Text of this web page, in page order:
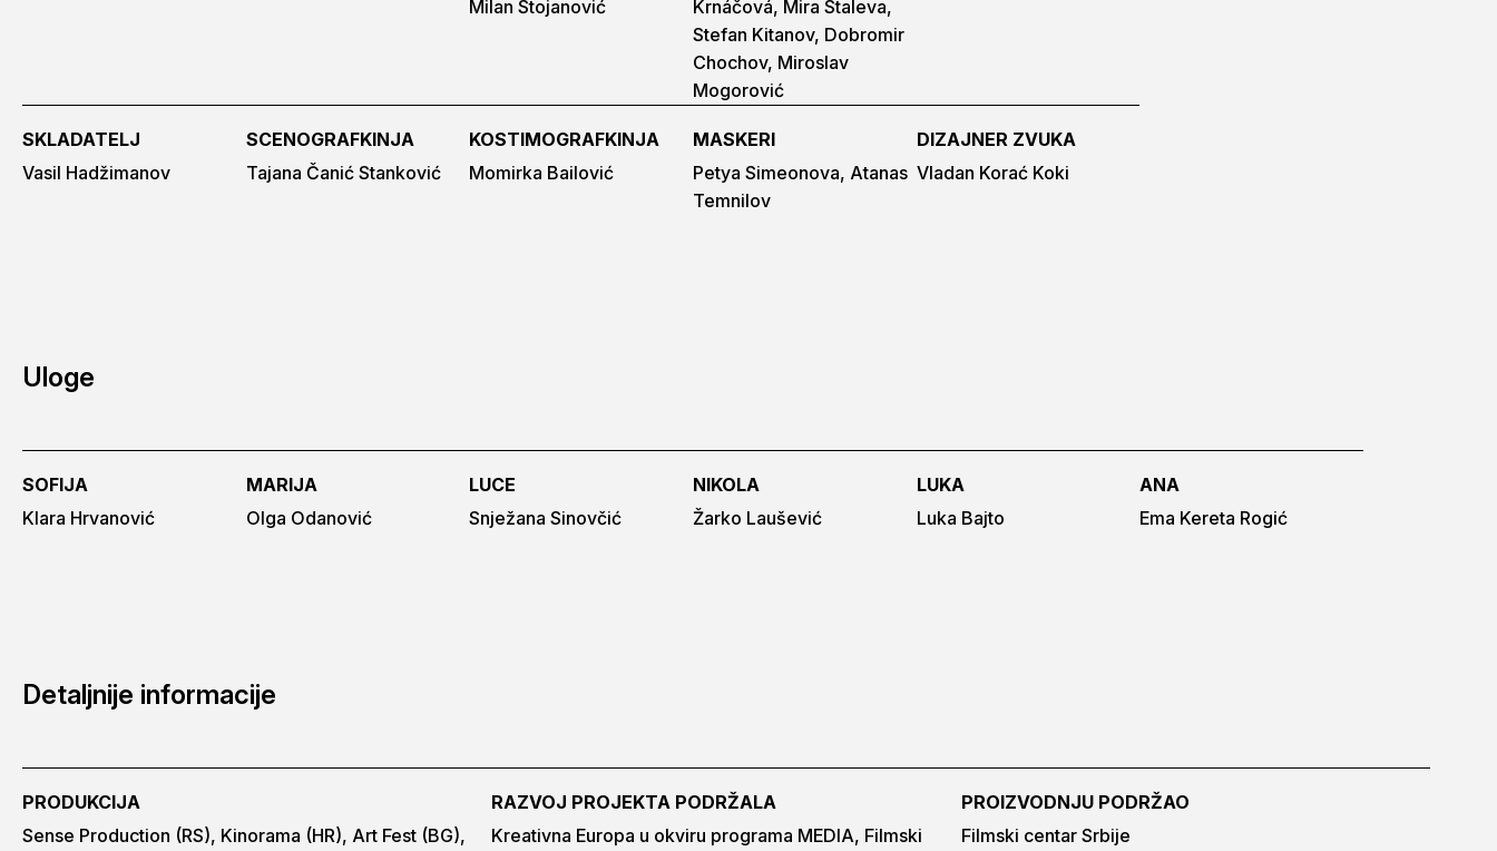
Milan Stojanović
Krnáčová, Mira Staleva,
Stefan Kitanov, Dobromir
Chochov, Miroslav
Mogorović
SKLADATELJ
Vasil Hadžimanov
SCENOGRAFKINJA
Tajana Čanić Stanković
KOSTIMOGRAFKINJA
Momirka Bailović
MASKERI
Petya Simeonova, Atanas
Temnilov
DIZAJNER ZVUKA
Vladan Korać Koki
Uloge
SOFIJA
Klara Hrvanović
MARIJA
Olga Odanović
LUCE
Snježana Sinovčić
NIKOLA
Žarko Laušević
LUKA
Luka Bajto
ANA
Ema Kereta Rogić
Detaljnije informacije
PRODUKCIJA
Sense Production (RS), Kinorama (HR), Art Fest (BG),
RAZVOJ PROJEKTA PODRŽALA
Kreativna Europa u okviru programa MEDIA, Filmski
PROIZVODNJU PODRŽAO
Filmski centar Srbije